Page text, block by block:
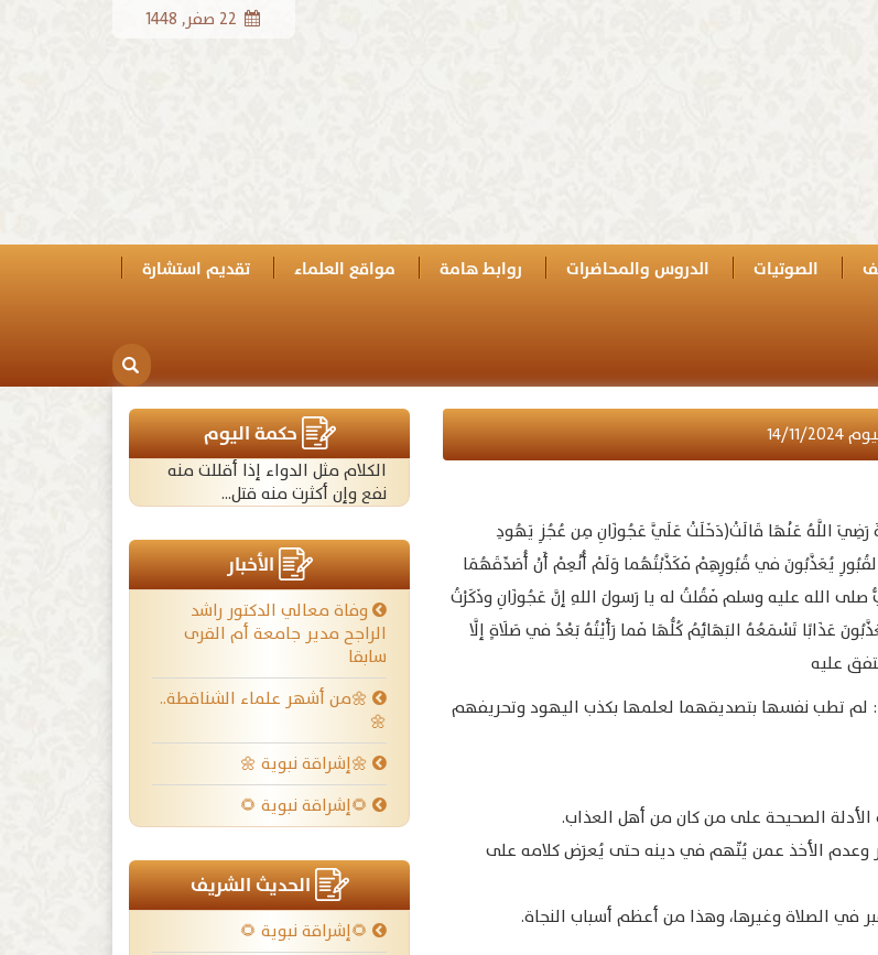
الصوتيات الدروس والمحاضرات روابط هامة مواقع العلماء
تقديم استشارة
٢٠٢٤
رَضِيَ اللَّهُ عَنْهَا قَالَتْ(دَخَلَتْ عَلَيَّ عَجُوزَانِ مِن عُجُزِ يَهُودِ
القُبُورِ يُعَذَّبُونَ في قُبُورِهِمْ فَكَذَّبْتُهُما وَلَمْ أُنْعِمْ أَنْ أُصَدِّقَهُمَا
صلى الله عليه وسلم فَقُلتُ له يا رَسولَ اللهِ إنَّ عَجُوزَانِ وذَكَرْتُ
عَذَابًا تَسْمَعُهُ البَهَائِمُ كُلُّهَا فَما رَأَيْتُهُ بَعْدُ في صَلَاةٍ إلَّا
عليه
لم تطب نفسها بتصديقهما لعلمها بكذب اليهود وتحريفهم
الصحيحة على من كان من أهل العذاب.
وعدم الأخذ عمن يُتّهم في دينه حتى يُعرَض كلامه على
في الصلاة وغيرها، وهذا من أعظم أسباب النجاة.
حكمة اليوم
الكلام مثل الدواء إذا أقللت منه
نفع وإن أكثرت منه قتل...
الأخبار
وفاة معالي الدكتور راشد
الراجح مدير جامعة أم القرى
سابقا
🌼من أشهر علماء الشناقطة..
🌼
🌼إشراقة نبوية 🌼
🌻إشراقة نبوية 🌻
الحديث الشريف
🌻إشراقة نبوية 🌻